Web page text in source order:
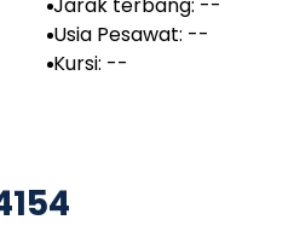
Usia Pesawat: --
Kursi: --